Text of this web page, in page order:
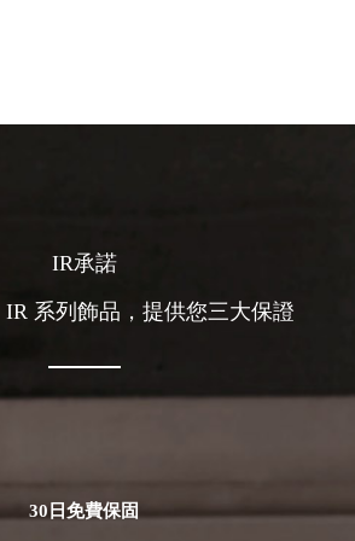
IR承諾
系列飾品，提供您三大保證
30日免費保固